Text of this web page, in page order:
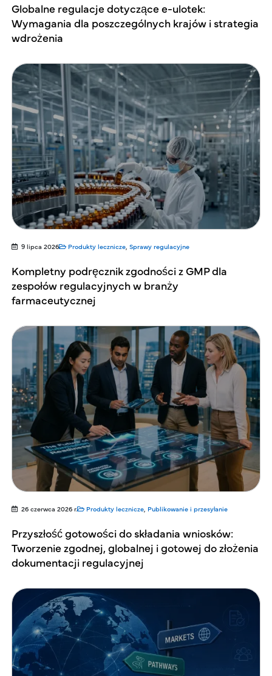
Globalne regulacje dotyczące e-ulotek:
Wymagania dla poszczególnych krajów i strategia
wdrożenia
9 lipca 2026 Produkty lecznicze, Sprawy regulacyjne
Kompletny podręcznik zgodności z GMP dla
zespołów regulacyjnych w branży
farmaceutycznej
26 czerwca 2026 r. Produkty lecznicze, Publikowanie i przesyłanie
Przyszłość gotowości do składania wniosków:
Tworzenie zgodnej, globalnej i gotowej do złożenia
dokumentacji regulacyjnej